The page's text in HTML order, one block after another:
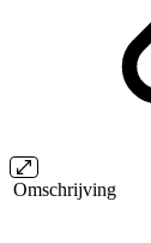
Omschrijving